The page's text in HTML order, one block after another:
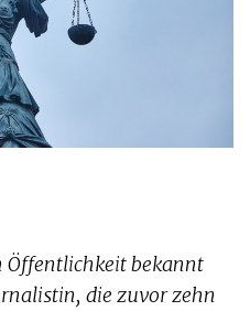
Öffentlichkeit bekannt
die zuvor zehn